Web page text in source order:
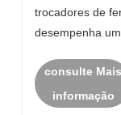
trocadores de
desempenha
peças
consulte Mais
informação